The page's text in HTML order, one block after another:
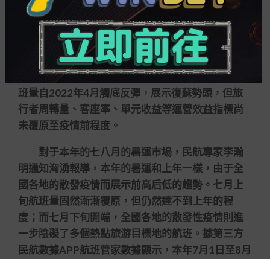
燃油附加費年內初次下調，調換至80元140元。
下半年航司或依舊承壓，但民航業整體處于復
蘇態勢
上半年百家樂 英文 術語，民航內地客運市場航
班量自2022年4月觸底反彈，展示復蘇勢頭，但旅
行者周轉量、客座率、單元收益等運營效益指標尚
未覆原至疫情前程度。
對于本年的七八月的暑運市場，民航專家李瀚
明通知洶湧報導，本年的暑運和上年一樣，由于全
國各地的散發疫情而展示前高后低的趨勢。七月上
旬航班量固然漸漸覆原，但仍然達不到上年的程
度；而七月下旬開端，全國各地的散發性疫情則進
一步陰礙了多個熱點旅游目標地的航班。據第三方
民航數據APP航班管家數據顯示，本年7月1日至8月